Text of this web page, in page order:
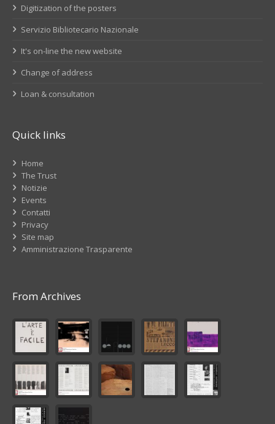
Digitization of the posters
Servizio Bibliotecario Nazionale
It's on-line the new website
Change of address
Loan & consultation
Quick links
Home
The Trust
Notizie
Events
Contatti
Privacy
Site map
Amministrazione Trasparente
From Archives